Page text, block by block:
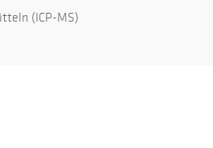
(ICP-MS)